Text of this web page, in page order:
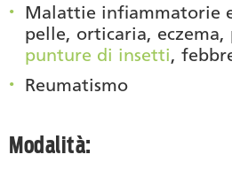
Malattie infiammatorie
pelle, orticaria,
punture di insetti,
Reumatismo
Modalità: